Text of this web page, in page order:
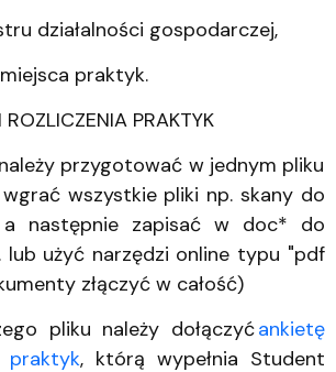
działalności gospodarczej,
praktyk.
PRAKTYK
przygotować w jednym pliku
wgrać wszystkie pliki np. skany do
następnie zapisać w doc* do
użyć narzędzi online typu "pdf
złączyć w całość)
pliku należy dołączyćankietę
praktyk, którą wypełnia Student